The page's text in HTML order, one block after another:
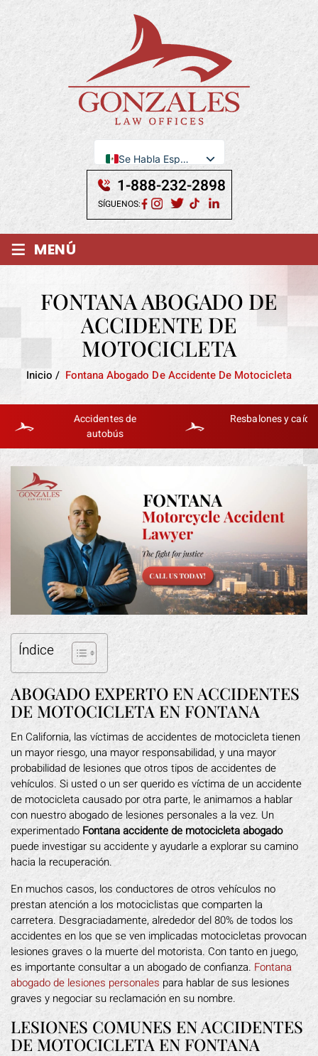
Se Habla Español
English
1-888-232-2898
SÍGUENOS:
≡ MENÚ
FONTANA ABOGADO DE
ACCIDENTE DE
MOTOCICLETA
Inicio / Fontana Abogado De Accidente De Motocicleta
Accidentes de
autobús
Resbalones y caídas
Índice
ABOGADO EXPERTO EN ACCIDENTES
DE MOTOCICLETA EN FONTANA
En California, las víctimas de accidentes de motocicleta tienen
un mayor riesgo, una mayor responsabilidad, y una mayor
probabilidad de lesiones que otros tipos de accidentes de
vehículos. Si usted o un ser querido es víctima de un accidente
de motocicleta causado por otra parte, le animamos a hablar
con nuestro abogado de lesiones personales a la vez. Un
experimentado Fontana accidente de motocicleta abogado
puede investigar su accidente y ayudarle a explorar su camino
hacia la recuperación.
En muchos casos, los conductores de otros vehículos no
prestan atención a los motociclistas que comparten la
carretera. Desgraciadamente, alrededor del 80% de todos los
accidentes en los que se ven implicadas motocicletas provocan
lesiones graves o la muerte del motorista. Con tanto en juego,
es importante consultar a un abogado de confianza.Fontana
abogado de lesiones personales para hablar de sus lesiones
graves y negociar su reclamación en su nombre.
LESIONES COMUNES EN ACCIDENTES
DE MOTOCICLETA EN FONTANA